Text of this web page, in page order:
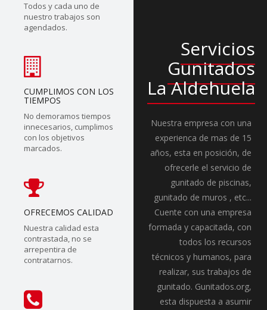
Todos y cada uno de
nuestro trabajos son
agendados.
CUMPLIMOS CON LOS
TIEMPOS
No demoramos tiempos
innecesarios, cumplimos
con los objetivos
marcados.
OFRECEMOS CALIDAD
Nuestra calidad esta
contrastada, no se
arrepentira de
contratarnos.
Servicios
Gunitados
La Aldehuela
Nuestra empresa con una
experienca de mas de 15
años, esta en posición, de
ofrecerle el servicio de
gunitado de piscinas,
gunitado de muros , etc...
Cuente con una empresa
formada y capacitada, con
todos los recursos
técnicos y humanos, para
realizar, sus trabajos de
gunitado. Gunitados.org,
esta dispuesta a asumir